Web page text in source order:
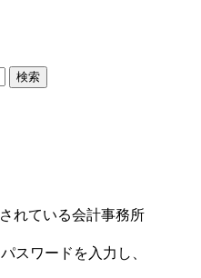
検索
れている会計事務所
スワードを入力し、